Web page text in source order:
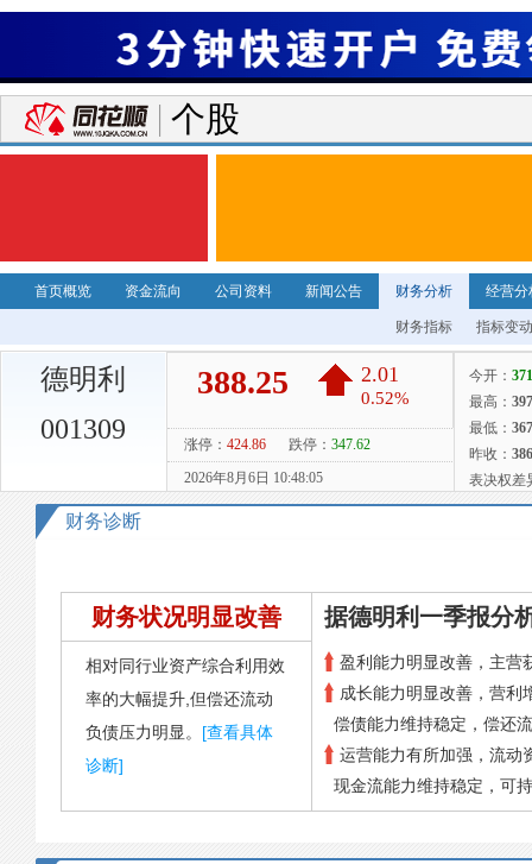
个股
首页概览 资金流向 公司资料 新闻公告 财务分析 经营分
财务指标 指标变
德明利
001309